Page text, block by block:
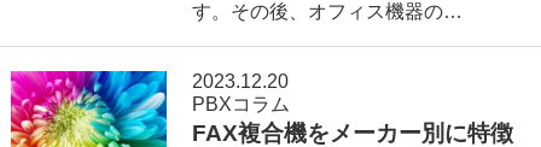
す。その後、オフィス機器の…
2023.12.20
PBXコラム
FAX複合機をメーカー別に特徴